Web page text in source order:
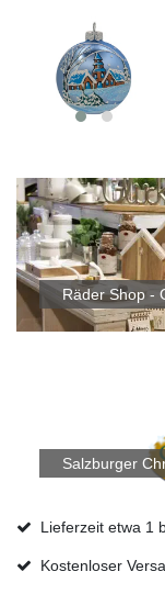
Räder Shop -
Salzburger
Lieferzeit etwa 1
Kostenloser